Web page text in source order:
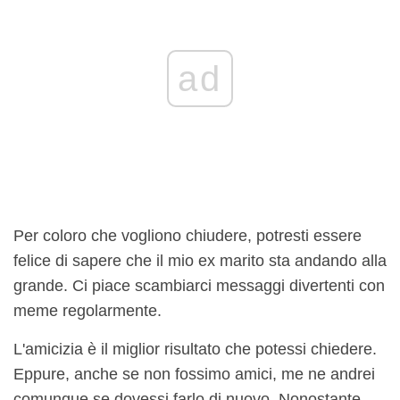
ad
Per coloro che vogliono chiudere, potresti essere
felice di sapere che il mio ex marito sta andando alla
grande. Ci piace scambiarci messaggi divertenti con
meme regolarmente.
L'amicizia è il miglior risultato che potessi chiedere.
Eppure, anche se non fossimo amici, me ne andrei